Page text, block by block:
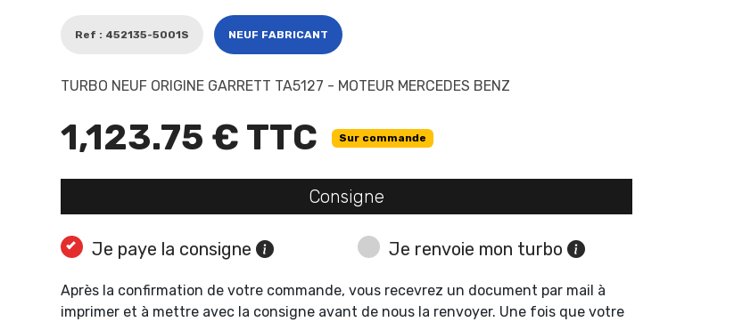
Ref : 452135-5001S NEUF FABRICANT
TURBO NEUF ORIGINE GARRETT TA5127 - MOTEUR MERCEDES BENZ
1,123.75 € TTC Sur commande
Consigne
Je paye la consigne Je renvoie mon turbo
Après la confirmation de votre commande, vous recevrez un document par mail à
imprimer et à mettre avec la consigne avant de nous la renvoyer. Une fois que votre